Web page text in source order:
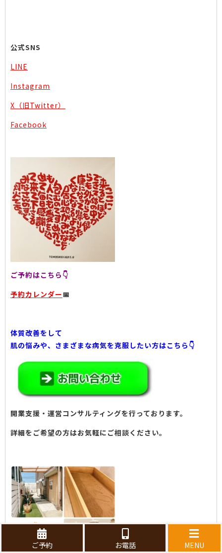
公式SNS
LINE
Instagram
X（旧Twitter）
Facebook
ご予約はこちら👇
予約カレンダー📅
体質改善をして
肌の悩みや、さまざまな病気を克服したい方はこちら👇
開業支援・運営コンサルティングを行っております。
詳細をご希望の方はお気軽にご相談ください。
ご予約 お電話 MENU